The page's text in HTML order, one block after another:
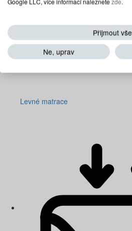
Levné matrace
Přijmout vše
Ne, uprav